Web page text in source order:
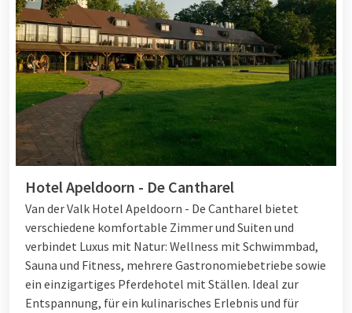
Hotel Apeldoorn - De Cantharel
Van der Valk Hotel Apeldoorn - De Cantharel bietet
verschiedene komfortable Zimmer und Suiten und
verbindet Luxus mit Natur: Wellness mit Schwimmbad,
Sauna und Fitness, mehrere Gastronomiebetriebe sowie
ein einzigartiges Pferdehotel mit Ställen. Ideal zur
Entspannung, für ein kulinarisches Erlebnis und für